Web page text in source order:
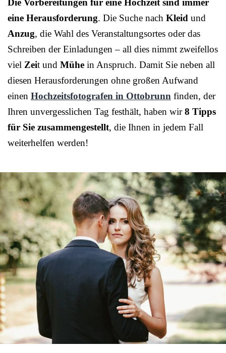
Die Vorbereitungen für eine Hochzeit sind immer
eine Herausforderung. Die Suche nach Kleid und
Anzug, die Wahl des Veranstaltungsortes oder das
Schreiben der Einladungen – all dies nimmt zweifellos
viel Zeit und Mühe in Anspruch. Damit Sie neben all
diesen Herausforderungen ohne großen Aufwand
einen Hochzeitsfotografen in Ottobrunn finden, der
Ihren unvergesslichen Tag festhält, haben wir8 Tipps
für Sie zusammengestellt, die Ihnen in jedem Fall
weiterhelfen werden!